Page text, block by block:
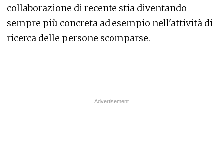
collaborazione di recente stia diventando
sempre più concreta ad esempio nell'attività di
ricerca delle persone scomparse.